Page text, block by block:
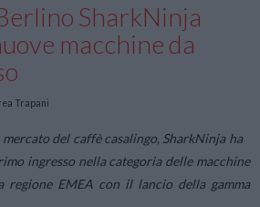
SharkNinja
macchine da
Trapani
del caffè casalingo, SharkNinja ha
ingresso nella categoria delle macchine
regione EMEA con il lancio della gamma